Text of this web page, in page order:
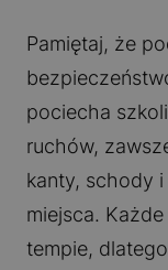
Pamiętaj, że
pociecha
ruchów,
kanty, schody
miejsca.
tempie,